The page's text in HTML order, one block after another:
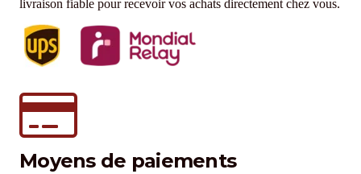
livraison fiable pour recevoir vos achats directement chez vous.
Moyens de paiements